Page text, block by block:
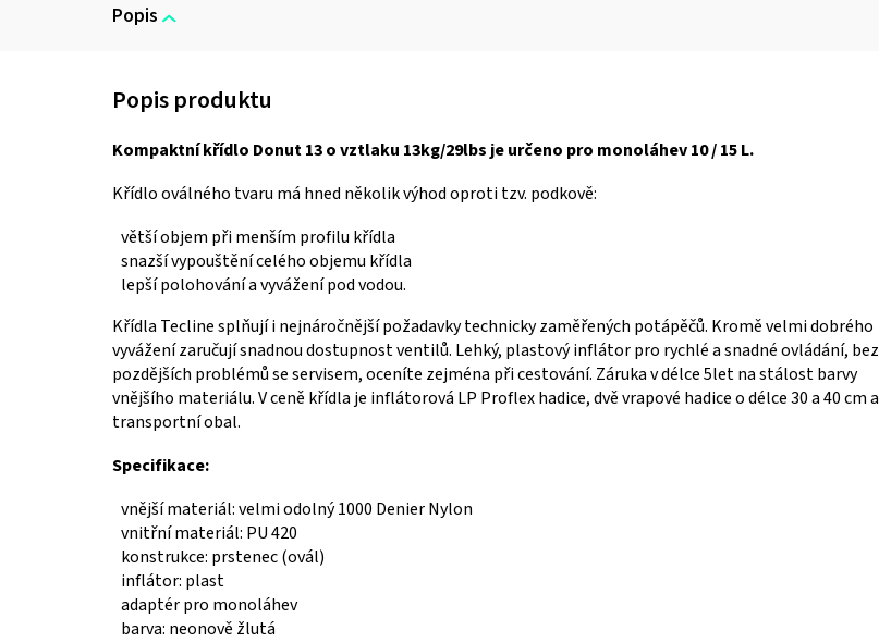
Popis
Kompaktní křídlo Donut 13 o vztlaku 13kg/29lbs je určeno pro monoláhev 10 / 15 L.
Křídlo oválného tvaru má hned několik výhod oproti tzv. podkově:
větší objem při menším profilu křídla
snazší vypouštění celého objemu křídla
lepší polohování a vyvážení pod vodou.
Křídla Tecline splňují i nejnáročnější požadavky technicky zaměřených potápěčů. Kromě velmi dobrého
vyvážení zaručují snadnou dostupnost ventilů. Lehký, plastový inflátor pro rychlé a snadné ovládání, bez
pozdějších problémů se servisem, oceníte zejména při cestování. Záruka v délce 5let na stálost barvy
vnějšího materiálu. V ceně křídla je inflátorová LP Proflex hadice, dvě vrapové hadice o délce 30 a 40 cm a
transportní obal.
Specifikace:
vnější materiál: velmi odolný 1000 Denier Nylon
vnitřní materiál: PU 420
konstrukce: prstenec (ovál)
inflátor: plast
adaptér pro monoláhev
barva: neonově žlutá